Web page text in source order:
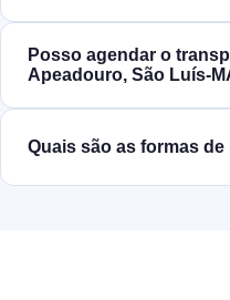
Posso agendar o
Apeadouro, São
Quais são as formas